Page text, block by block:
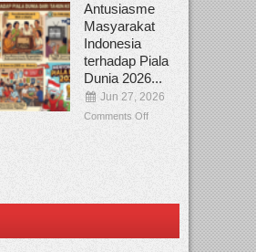
Antusiasme
Masyarakat
Indonesia
terhadap Piala
Dunia 2026...
Jun 27, 2026
Comments Off